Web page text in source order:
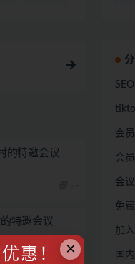
的特邀会议
特邀会议
28
会
会
会
免
加
国
×
惠！